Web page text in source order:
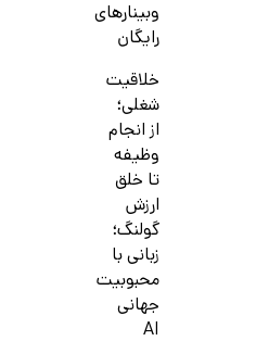
وبینارهای
رایگان
خلاقیت
شغلی؛
از انجام
وظیفه
تا خلق
ارزش
گولنگ؛
زبانی با
محبوبیت
جهانی
AI